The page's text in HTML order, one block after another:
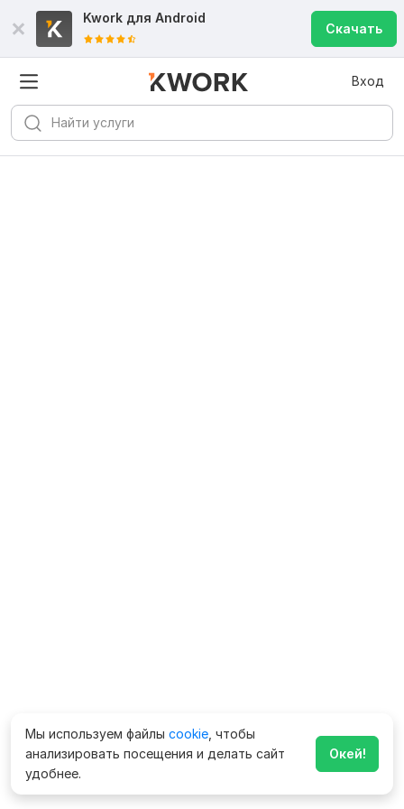
Kwork для Android
Скачать
Вход
Мы используем файлы cookie , чтобы
анализировать посещения и делать сайт
удобнее.
Окей!